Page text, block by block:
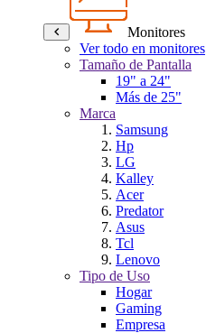
Monitores
Ver todo en monitores
Tamaño de Pantalla
19" a 24"
Más de 25"
Marca
Samsung
Hp
LG
Kalley
Acer
Predator
Asus
Tcl
Lenovo
Tipo de Uso
Hogar
Gaming
Empresa